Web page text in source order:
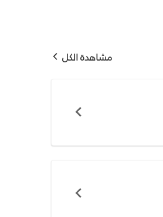
مشاهدة الكل